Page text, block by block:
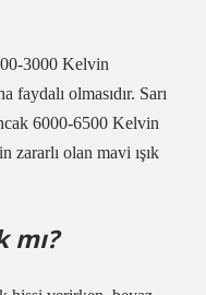
3000 Kelvin
faydalı olmasıdır. Sarı
6000-6500 Kelvin
zararlı olan mavi ışık
mı?